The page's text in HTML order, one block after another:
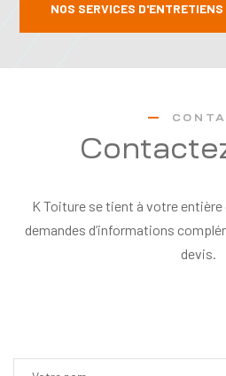
NOS SERVICES
K Toiture se tient à votre
demandes d’informations
devis.